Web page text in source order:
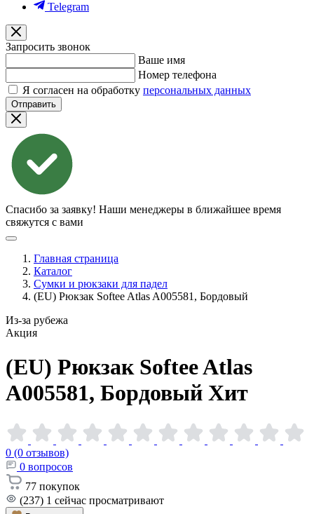
Telegram
Запросить звонок
Ваше имя
Номер телефона
Я согласен на обработку персональных данных
Отправить
Спасибо за заявку! Наши менеджеры в ближайшее время
свяжутся с вами
Главная страница
Каталог
Сумки и рюкзаки для падел
(EU) Рюкзак Softee Atlas A005581, Бордовый
Из-за рубежа
Акция
(EU) Рюкзак Softee Atlas
A005581, Бордовый Хит
0 (0 отзывов)
0 вопросов
77 покупок
(237) 1 сейчас просматривают